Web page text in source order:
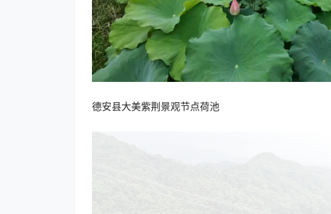
德安县大美紫荆景观节点荷池